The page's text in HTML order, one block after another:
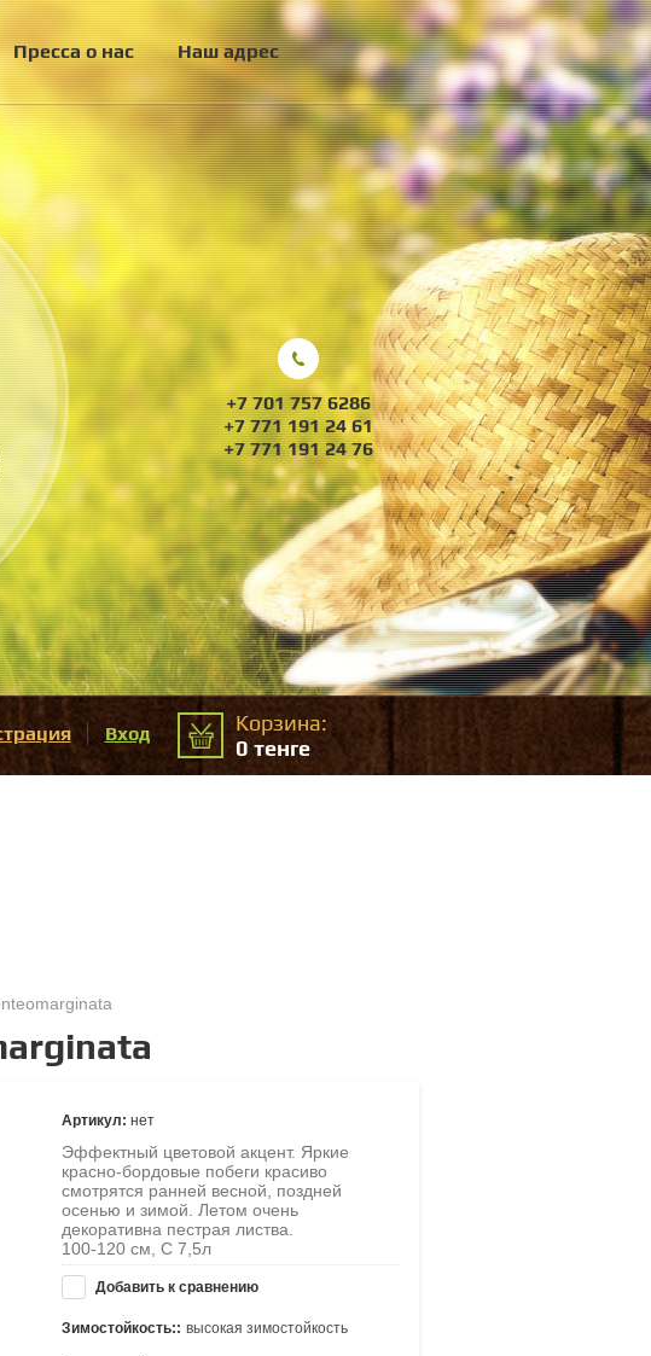
Пресса о нас Наш адрес
+7 701 757 6286
+7 771 191 24 61
+7 771 191 24 76
Вход
Корзина:
0 тенге
Артикул: нет
Эффектный цветовой акцент. Яркие
красно-бордовые побеги красиво
смотрятся ранней весной, поздней
осенью и зимой. Летом очень
декоративна пестрая листва.
100-120 см, С 7,5л
Добавить к сравнению
Зимостойкость:: высокая зимостойкость